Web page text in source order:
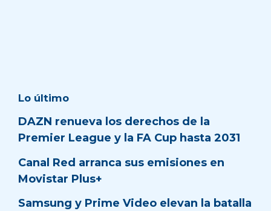
Lo último
DAZN renueva los derechos de la
Premier League y la FA Cup hasta 2031
Canal Red arranca sus emisiones en
Movistar Plus+
Samsung y Prime Video elevan la batalla